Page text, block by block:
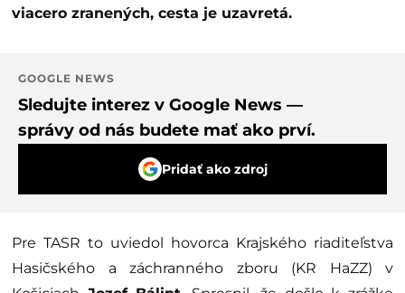
viacero zranených, cesta je uzavretá.
GOOGLE NEWS
Sledujte interez v Google News —
správy od nás budete mať ako prví.
Pridať ako zdroj
Pre TASR to uviedol hovorca Krajského riaditeľstva
Hasičského a záchranného zboru (KR HaZZ) v